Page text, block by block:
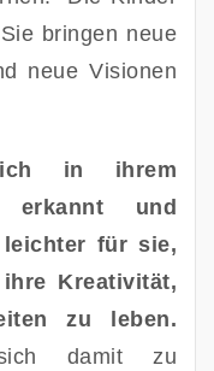
bringen neue
neue Visionen
in ihrem
erkannt und
für sie,
Kreativität,
zu leben.
damit zu